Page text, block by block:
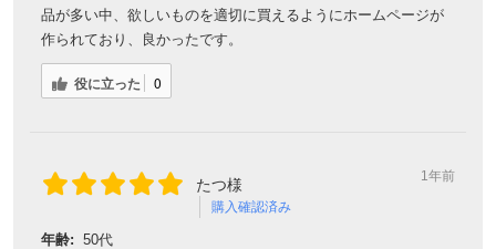
品が多い中、欲しいものを適切に買えるようにホームページが
作られており、良かったです。
役に立った 0
たつ様
購入確認済み
1年前
年齢: 50代